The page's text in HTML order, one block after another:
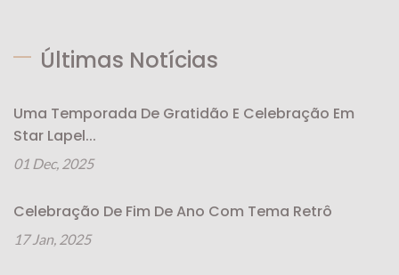
Últimas Notícias
Uma Temporada De Gratidão E Celebração Em
Star Lapel...
01 Dec, 2025
Celebração De Fim De Ano Com Tema Retrô
17 Jan, 2025